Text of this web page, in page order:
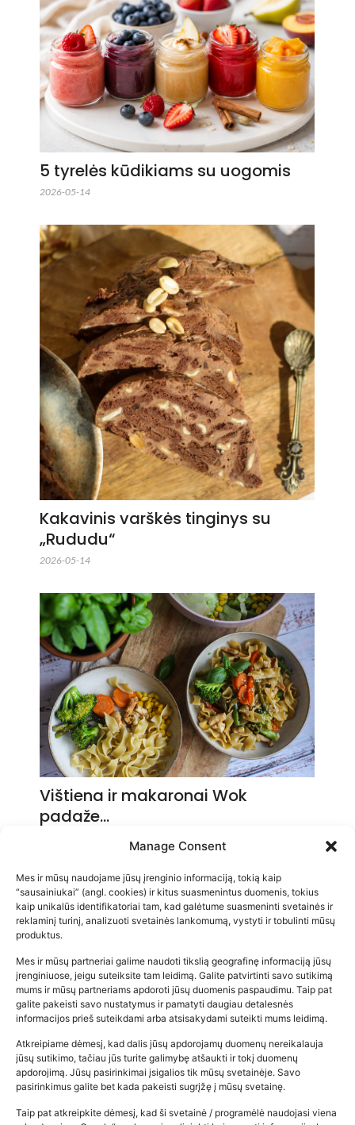
Manage Consent
Mes ir mūsų naudojame jūsų įrenginio informaciją, tokią kaip
“sausainiukai” (angl. cookies) ir kitus suasmenintus duomenis, tokius
kaip unikalūs identifikatoriai tam, kad galėtume suasmeninti svetainės ir
reklaminį turinį, analizuoti svetainės lankomumą, vystyti ir tobulinti mūsų
produktus.
Mes ir mūsų partneriai galime naudoti tikslią geografinę informaciją jūsų
įrenginiuose, jeigu suteiksite tam leidimą. Galite patvirtinti savo sutikimą
mums ir mūsų partneriams apdoroti jūsų duomenis paspaudimu. Taip pat
galite pakeisti savo nustatymus ir pamatyti daugiau detalesnės
informacijos prieš suteikdami arba atsisakydami suteikti mums leidimą.
Atkreipiame dėmesį, kad dalis jūsų apdorojamų duomenų nereikalauja
jūsų sutikimo, tačiau jūs turite galimybę atšaukti ir tokį duomenų
apdorojimą. Jūsų pasirinkimai įsigalios tik mūsų svetainėje. Savo
pasirinkimus galite bet kada pakeisti sugrįžę į mūsų svetainę.
Taip pat atkreipkite dėmesį, kad ši svetainė / programėlė naudojasi viena
5 tyrelės kūdikiams su uogomis
2026-05-14
Kakavinis varškės tinginys su
„Rududu“
2026-05-14
Vištiena ir makaronai Wok
padaže…
Populiariausios parduotuvės
kūdikių tyrelės –…
2026-02-22